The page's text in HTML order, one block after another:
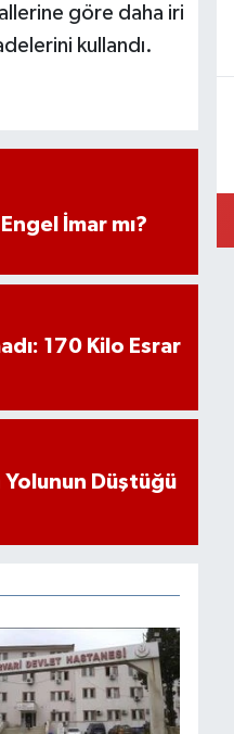
göre daha iri
kullandı.
İmar mı?
170 Kilo Esrar
Yolunun Düştüğü